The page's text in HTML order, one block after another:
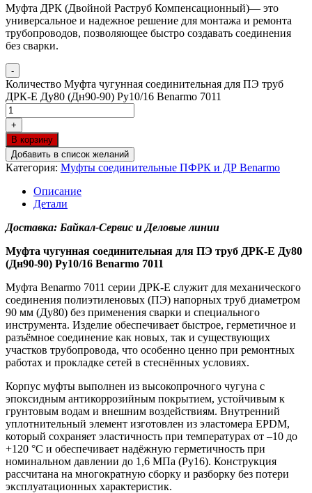
Муфта ДРК (Двойной Раструб Компенсационный)— это
универсальное и надежное решение для монтажа и ремонта
трубопроводов, позволяющее быстро создавать соединения
без сварки.
-
Количество Муфта чугунная соединительная для ПЭ труб
ДРК-Е Ду80 (Дн90-90) Ру10/16 Benarmo 7011
+
В корзину
Добавить в список желаний
Категория: Муфты соединительные ПФРК и ДР Benarmo
Описание
Детали
Доставка: Байкал-Сервис и Деловые линии
Муфта чугунная соединительная для ПЭ труб ДРК-Е Ду80
(Дн90-90) Ру10/16 Benarmo 7011
Муфта Benarmo 7011 серии ДРК-Е служит для механического
соединения полиэтиленовых (ПЭ) напорных труб диаметром
90 мм (Ду80) без применения сварки и специального
инструмента. Изделие обеспечивает быстрое, герметичное и
разъёмное соединение как новых, так и существующих
участков трубопровода, что особенно ценно при ремонтных
работах и прокладке сетей в стеснённых условиях.
Корпус муфты выполнен из высокопрочного чугуна с
эпоксидным антикоррозийным покрытием, устойчивым к
грунтовым водам и внешним воздействиям. Внутренний
уплотнительный элемент изготовлен из эластомера EPDM,
который сохраняет эластичность при температурах от –10 до
+120 °C и обеспечивает надёжную герметичность при
номинальном давлении до 1,6 МПа (Ру16). Конструкция
рассчитана на многократную сборку и разборку без потери
эксплуатационных характеристик.